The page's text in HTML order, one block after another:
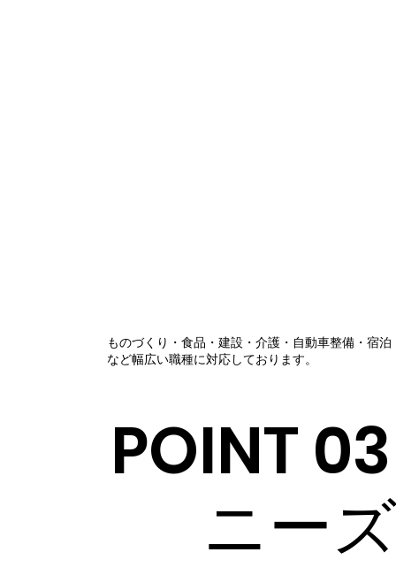
ものづくり・食品・建設・介護・自動車整備・宿泊
など幅広い職種に対応しております。
POINT 03
ニー